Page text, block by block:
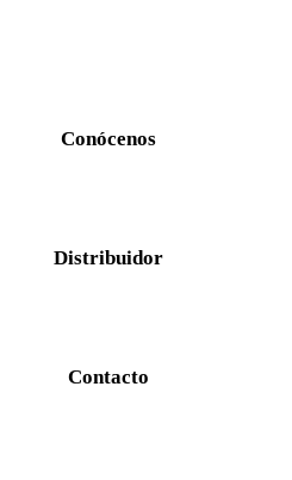
Conócenos
Distribuidor
Contacto